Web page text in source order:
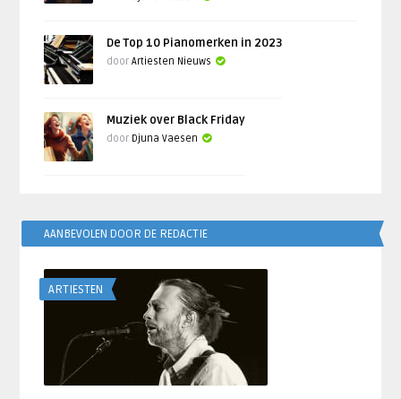
De Top 10 Pianomerken in 2023
doorArtiesten Nieuws
Muziek over Black Friday
door Djuna Vaesen
AANBEVOLEN DOOR DE REDACTIE
ARTIESTEN